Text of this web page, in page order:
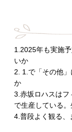
1.2025年も実施
いか
2. 1.で「その他
か
3.赤坂ロハスはフ
で生産している
4.普段よく観る、